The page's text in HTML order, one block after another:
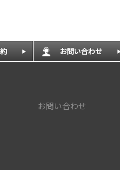
お問い合わせ
お問い合わせ